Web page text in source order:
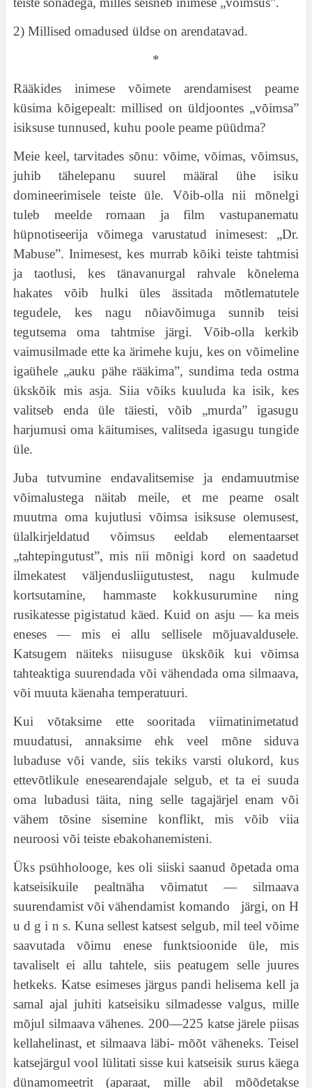
2) Millised omadused üldse on arendatavad.
*
Rääkides inimese võimete arendamisest peame
küsima kõigepealt: millised on üldjoontes „võimsa”
isiksuse tunnused, kuhu poole peame püüdma?
Meie keel, tarvitades sõnu: võime, võimas, võimsus,
juhib tähelepanu suurel määral ühe isiku
domineerimisele teiste üle. Võib-olla nii mõnelgi
tuleb meelde romaan ja film vastupanematu
hüpnotiseerija võimega varustatud inimesest: „Dr.
Mabuse”. Inimesest, kes murrab kõiki teiste tahtmisi
ja taotlusi, kes tänavanurgal rahvale kõnelema
hakates võib hulki üles ässitada mõtlematutele
tegudele, kes nagu nõiavõimuga sunnib teisi
tegutsema oma tahtmise järgi. Võib-olla kerkib
vaimusilmade ette ka ärimehe kuju, kes on võimeline
igaühele „auku pähe rääkima”, sundima teda ostma
ükskõik mis asja. Siia võiks kuuluda ka isik, kes
valitseb enda üle täiesti, võib „murda” igasugu
harjumusi oma käitumises, valitseda igasugu tungide
üle.
Juba tutvumine endavalitsemise ja endamuutmise
võimalustega näitab meile, et me peame osalt
muutma oma kujutlusi võimsa isiksuse olemusest,
ülalkirjeldatud võimsus eeldab elementaarset
„tahtepingutust”, mis nii mõnigi kord on saadetud
ilmekatest väljendusliigutustest, nagu kulmude
kortsutamine, hammaste kokkusurumine ning
rusikatesse pigistatud käed. Kuid on asju — ka meis
eneses — mis ei allu sellisele mõjuavaldusele.
Katsugem näiteks niisuguse ükskõik kui võimsa
tahteaktiga suurendada või vähendada oma silmaava,
või muuta käenaha temperatuuri.
Kui võtaksime ette sooritada viimatinimetatud
muudatusi, annaksime ehk veel mõne siduva
lubaduse või vande, siis tekiks varsti olukord, kus
ettevõtlikule enesearendajale selgub, et ta ei suuda
oma lubadusi täita, ning selle tagajärjel enam või
vähem tõsine sisemine konflikt, mis võib viia
neuroosi või teiste ebakohanemisteni.
Üks psühholooge, kes oli siiski saanud õpetada oma
katseisikuile pealtnäha võimatut — silmaava
suurendamist või vähendamist komando järgi, on H
u d g i n s. Kuna sellest katsest selgub, mil teel võime
saavutada võimu enese funktsioonide üle, mis
tavaliselt ei allu tahtele, siis peatugem selle juures
hetkeks. Katse esimeses järgus pandi helisema kell ja
samal ajal juhiti katseisiku silmadesse valgus, mille
mõjul silmaava vähenes. 200—225 katse järele piisas
kellahelinast, et silmaava läbi- mõõt väheneks. Teisel
katsejärgul vool lülitati sisse kui katseisik surus käega
dünamomeetrit (aparaat, mille abil mõõdetakse